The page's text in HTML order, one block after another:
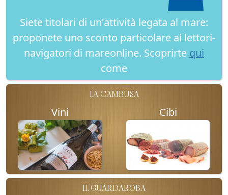
Siete titolari di un'attività legata al mare:
proponete uno sconto particolare ai lettori-
navigatori di mareonline. Scoprirte qui
come
LA CAMBUSA
Vini Cibi
IL GUARDAROBA